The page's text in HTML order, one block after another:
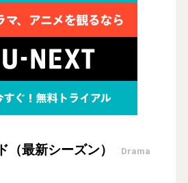
（最新シーズン） Drama